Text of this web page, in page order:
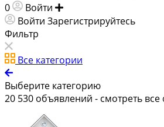
0 Войти
Войти Зарегистрируйтесь
Фильтр
Все категории
Выберите категорию
20 530 объявлений - смотреть